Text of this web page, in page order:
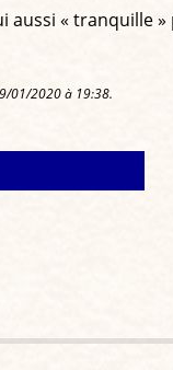
« tranquille »
01/2020 à 19:38.